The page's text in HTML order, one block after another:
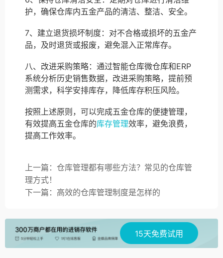
护，确保仓库内五金产品的清洁、整洁、安全。
7、建立退货损坏制度：对不合格或损坏的五金产
品，及时退货或报废，避免混入正常库存。
八、改进采购策略：通过智能仓库微仓库和ERP
系统分析历史销售数据，改进采购策略，提前预
测需求，科学安排库存，降低库存积压风险。
按照上述原则，可以完成五金仓库的便捷管理，
有效提高五金仓库的库存管理效率，避免浪费，
提高工作效率。
上一篇：仓库管理都有哪些方法？常见的仓库管
理方式！
下一篇：高效的仓库管理制度是怎样的
15天免费试用